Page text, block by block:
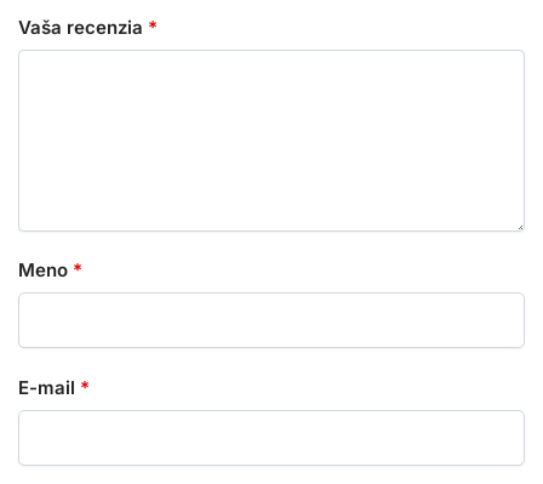
Vaša recenzia *
Meno *
E-mail *